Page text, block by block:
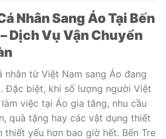
Nhân Sang Áo Tại Bến
Dịch Vụ Vận Chuyển
từ Việt Nam sang Áo đang
Đặc biệt, khi số lượng người Việt
việc tại Áo gia tăng, nhu cầu
quà tặng hay các vật dụng thiết
thiết yếu hơn bao giờ hết. Bến Tre